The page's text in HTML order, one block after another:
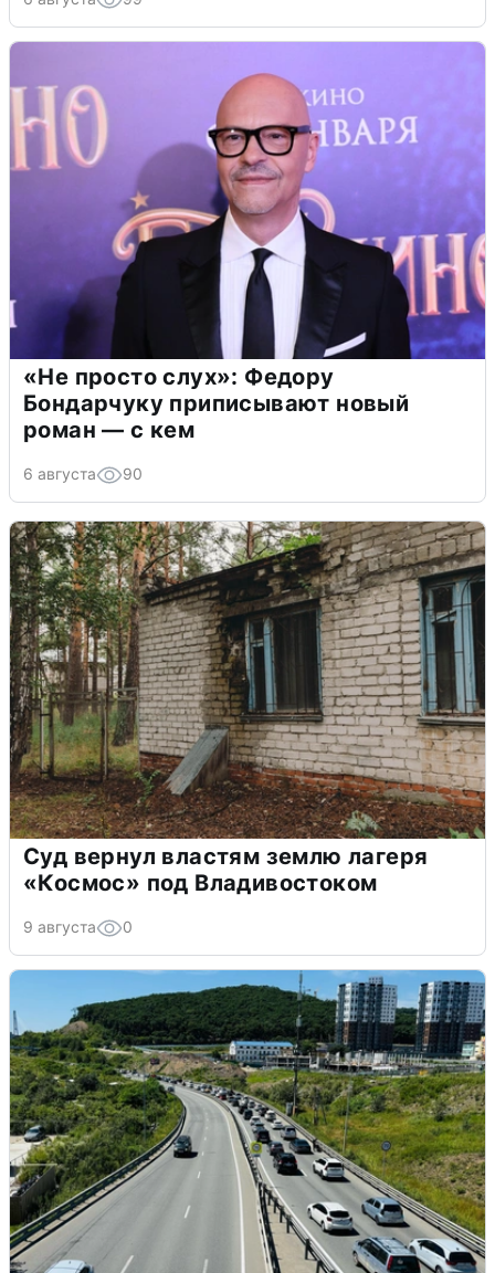
«Не просто слух»: Федору
Бондарчуку приписывают новый
роман — с кем
6 августа 90
Суд вернул властям землю лагеря
«Космос» под Владивостоком
9 августа 0